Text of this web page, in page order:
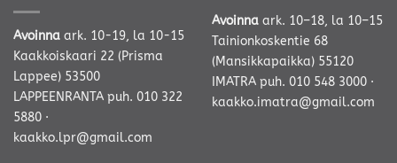
Avoinna ark. 10-19, la 10-15
Kaakkoiskaari 22 (Prisma
Lappee) 53500
LAPPEENRANTA puh. 010 322
5880 ·
kaakko.lpr@gmail.com
Avoinna ark. 10–18, la 10–15
Tainionkoskentie 68
(Mansikkapaikka) 55120
IMATRA puh. 010 548 3000 ·
kaakko.imatra@gmail.com